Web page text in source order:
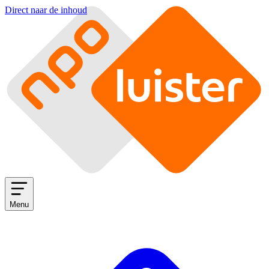
Direct naar de inhoud
Menu